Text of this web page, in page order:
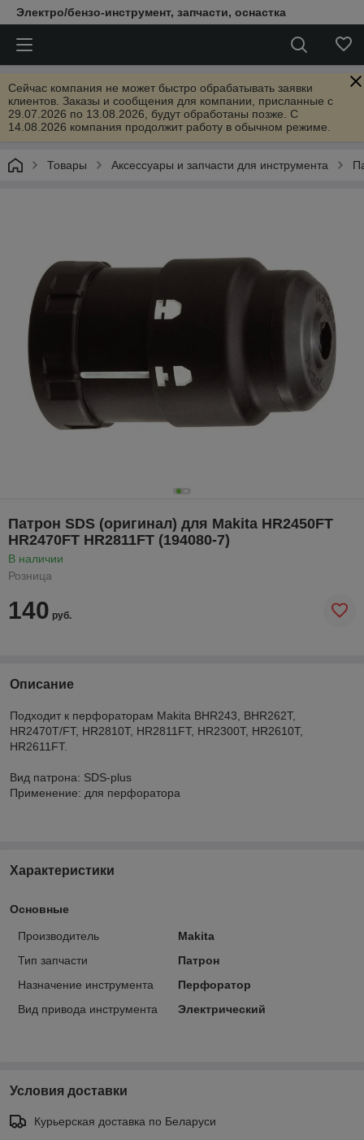
Электро/бензо-инструмент, запчасти, оснастка
Сейчас компания не может быстро обрабатывать заявки
клиентов. Заказы и сообщения для компании, присланные с
29.07.2026 по 13.08.2026, будут обработаны позже. С
14.08.2026 компания продолжит работу в обычном режиме.
Товары Аксессуары и запчасти для инструмента
Патрон SDS (оригинал) для Makita HR2450FT
HR2470FT HR2811FT (194080-7)
В наличии
Розница
140 руб.
Описание
Подходит к перфораторам Makita BHR243, BHR262T,
HR2470T/FT, HR2810T, HR2811FT, HR2300T, HR2610T,
HR2611FT.
Вид патрона: SDS-plus
Применение: для перфоратора
Характеристики
Основные
Производитель
Makita
Тип запчасти
Патрон
Назначение инструмента
Перфоратор
Вид привода инструмента
Электрический
Условия доставки
Курьерская доставка по Беларуси